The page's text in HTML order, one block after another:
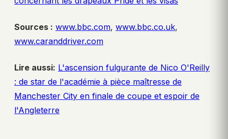
Sources : www.bbc.com, www.bbc.co.uk,
www.caranddriver.com
Lire aussi: L'ascension fulgurante de Nico O'Reilly
: de star de l'académie à pièce maîtresse de
Manchester City en finale de coupe et espoir de
l'Angleterre